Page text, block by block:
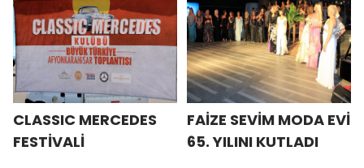
CLASSIC MERCEDES
FESTİVALİ
FAİZE SEVİM MODA EVİ
65. YILINI KUTLADI